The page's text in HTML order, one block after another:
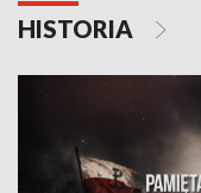
HISTORIA